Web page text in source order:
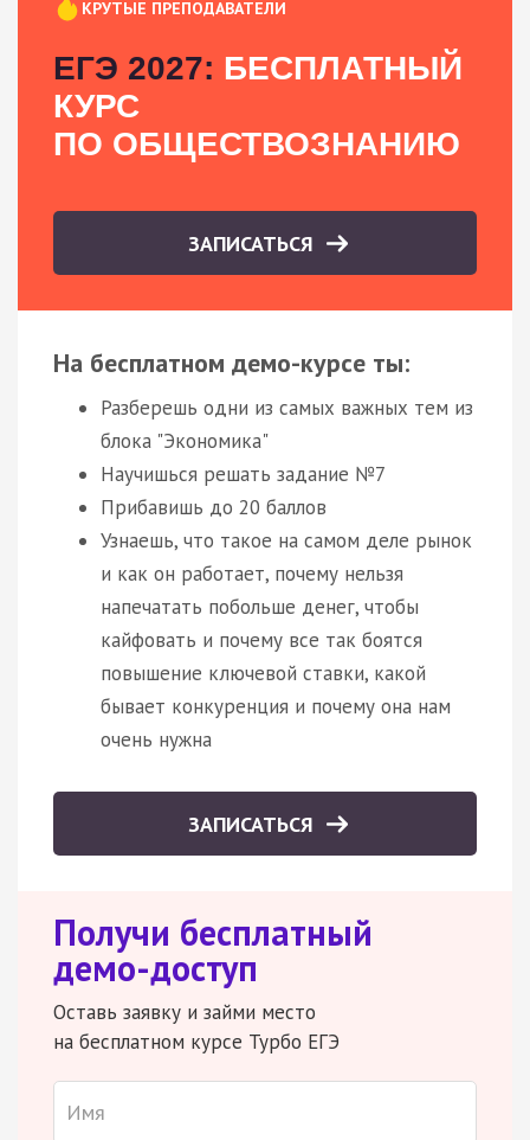
КРУТЫЕ ПРЕПОДАВАТЕЛИ
ЕГЭ 2027: БЕСПЛАТНЫЙ
КУРС
ПО ОБЩЕСТВОЗНАНИЮ
ЗАПИСАТЬСЯ
На бесплатном демо-курсе ты:
Разберешь одни из самых важных тем из
блока "Экономика"
Научишься решать задание №7
Прибавишь до 20 баллов
Узнаешь, что такое на самом деле рынок
и как он работает, почему нельзя
напечатать побольше денег, чтобы
кайфовать и почему все так боятся
повышение ключевой ставки, какой
бывает конкуренция и почему она нам
очень нужна
ЗАПИСАТЬСЯ
Получи бесплатный
демо-доступ
Оставь заявку и займи место
на бесплатном курсе Турбо ЕГЭ